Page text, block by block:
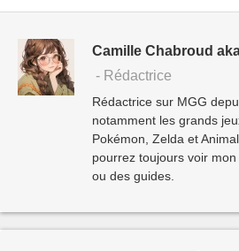
Camille Chabroud
- Rédactrice
Rédactrice sur MGG
notamment les grands
Pokémon, Zelda et
pourrez toujours voir
ou des guides.